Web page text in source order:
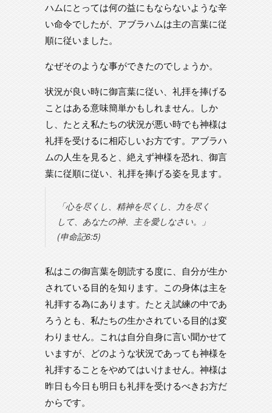
ハムにとっては何の益にもならないような辛
い命令でしたが、アブラハムは主の言葉に従
順に従いました。
なぜそのような事ができたのでしょうか。
状況が良い時に御言葉に従い、礼拝を捧げる
ことはある意味簡単かもしれません。しか
し、たとえ私たちの状況が悪い時でも神様は
礼拝を受けるに相応しいお方です。アブラハ
ムの人生を見ると、絶えず神様を恐れ、御言
葉に従順に従い、礼拝を捧げる姿を見ます。
「心を尽くし、精神を尽くし、力を尽く
して、あなたの神、主を愛しなさい。」
(申命記6:5)
私はこの御言葉を朗読する度に、自分が生か
されている目的を知ります。この身体は主を
礼拝する為にあります。たとえ試練の中であ
ろうとも、私たちの生かされている目的は変
わりません。これは自分自身に言い聞かせて
いますが、どのような状況であっても神様を
礼拝することをやめてはいけません。神様は
昨日も今日も明日も礼拝を受けるべきお方だ
からです。